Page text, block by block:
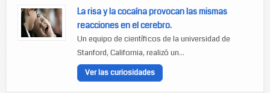
La risa y la cocaína provocan las mismas
reacciones en el cerebro.
Un equipo de científicos de la universidad de
Stanford, California, realizó un...
Ver las curiosidades